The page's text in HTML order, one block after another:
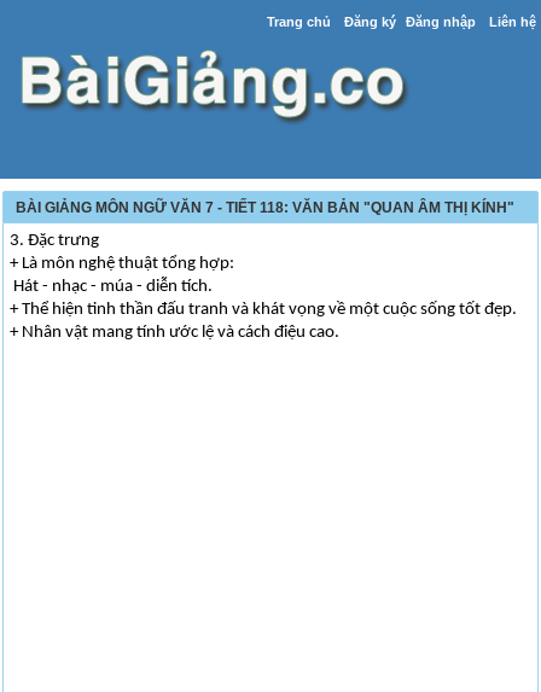
Trang chủ Đăng ký Đăng nhập Liên hệ
BÀI GIẢNG MÔN NGỮ VĂN 7 - TIẾT 118: VĂN BẢN "QUAN ÂM THỊ KÍNH"
3. Đặc trưng
+ Là môn nghệ thuật tổng hợp:
Hát - nhạc - múa - diễn tích.
+ Thể hiện tinh thần đấu tranh và khát vọng về một cuộc sống tốt đẹp.
+ Nhân vật mang tính ước lệ và cách điệu cao.